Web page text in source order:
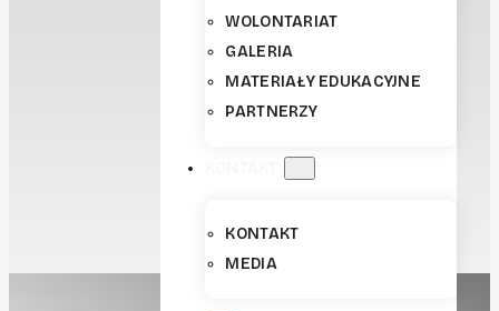
WOLONTARIAT
GALERIA
MATERIAŁY EDUKACYJNE
PARTNERZY
KONTAKT
MEDIA